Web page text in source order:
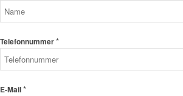
Telefonnummer*
E-Mail*